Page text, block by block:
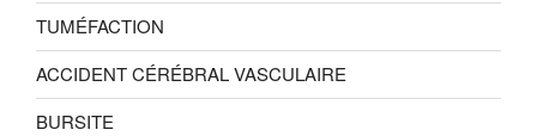
TUMÉFACTION
ACCIDENT CÉRÉBRAL VASCULAIRE
BURSITE